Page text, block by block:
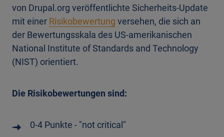
von Drupal.org veröffentlichte Sicherheits-Update
mit einer Risikobewertung versehen, die sich an
der Bewertungsskala des US-amerikanischen
National Institute of Standards and Technology
(NIST) orientiert.
Die Risikobewertungen sind:
0-4 Punkte - "not critical"